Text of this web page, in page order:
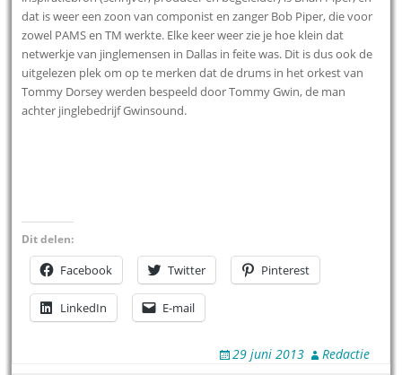
dat is weer een zoon van componist en zanger Bob Piper, die voor
zowel PAMS en TM werkte. Elke keer weer zie je hoe klein dat
netwerkje van jinglemensen in Dallas in feite was. Dit is dus ook de
uitgelezen plek om op te merken dat de drums in het orkest van
Tommy Dorsey werden bespeeld door Tommy Gwin, de man
achter jinglebedrijf Gwinsound.
Dit delen:
Facebook Twitter Pinterest
LinkedIn E-mail
29 juni 2013 Redactie